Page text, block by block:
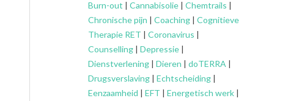
Burn-out | Cannabisolie | Chemtrails |
Chronische pijn | Coaching | Cognitieve
Therapie RET | Coronavirus |
Counselling | Depressie |
Dienstverlening | Dieren | doTERRA |
Drugsverslaving | Echtscheiding |
Eenzaamheid | EFT | Energetisch werk |